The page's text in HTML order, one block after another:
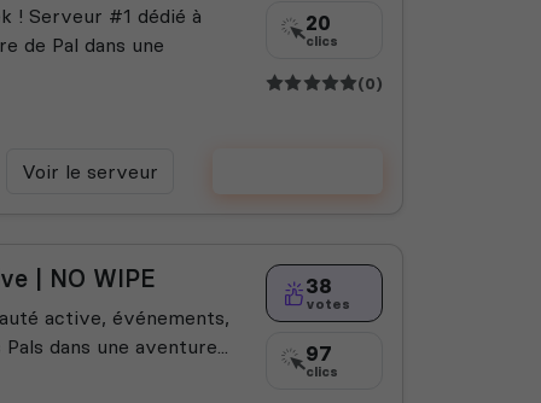
! Serveur #1 dédié à
de Pal dans une
20
clics
(0)
Voir le serveur
| NO WIPE
active, événements,
dans une aventure...
38
votes
97
clics